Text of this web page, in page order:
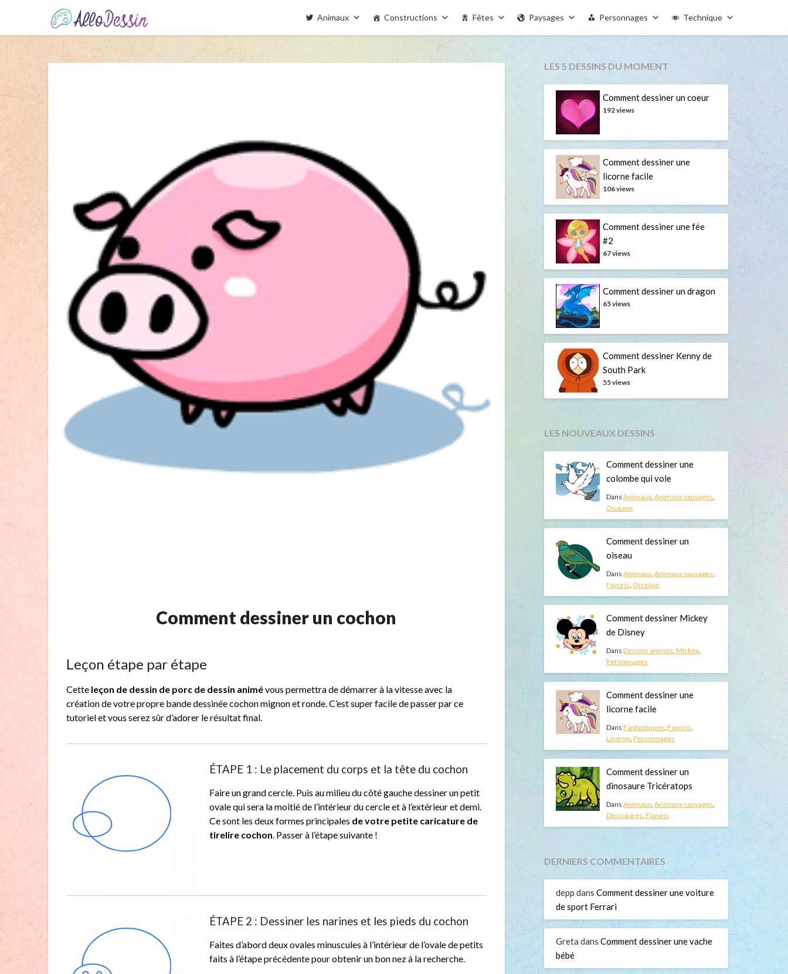
Animaux Constructions Fêtes Paysages Personnages Technique
Comment dessiner un cochon
Leçon étape par étape
Cette leçon de dessin de porc de dessin animévous permettra de démarrer à la vitesse avec la
création de votre propre bande dessinée cochon mignon et ronde. C’est super facile de passer par ce
tutoriel et vous serez sûr d’adorer le résultat final.
ÉTAPE 1 : Le placement du corps et la tête du cochon
Faire un grand cercle. Puis au milieu du côté gauche dessiner un petit
ovale qui sera la moitié de l’intérieur du cercle et à l’extérieur et demi.
Ce sont les deux formes principales de votre petite caricature de
tirelire cochon. Passer à l’étape suivante !
ÉTAPE 2 : Dessiner les narines et les pieds du cochon
Faites d’abord deux ovales minuscules à l’intérieur de l’ovale de petits
faits à l’étape précédente pour obtenir un bon nez à la recherche.
LES 5 DESSINS DU MOMENT
Comment dessiner un coeur
192 views
Comment dessiner une
licorne facile
106 views
Comment dessiner une fée
#2
67 views
Comment dessiner un dragon
65 views
Comment dessiner Kenny de
South Park
55 views
LES NOUVEAUX DESSINS
Comment dessiner une
colombe qui vole
DansAnimaux ,Animaux sauvages
Oiseaux
Comment dessiner un
oiseau
DansAnimaux ,Animaux sauvages
Favoris Oiseaux
Comment dessiner Mickey
de Disney
DansDessins animés ,Mickey,
Personnages
Comment dessiner une
licorne facile
DansFantastiques ,Favoris
Licorne ,Personnages
Comment dessiner un
dinosaure Tricératops
DansAnimaux ,Animaux sauvages
Dinosaures ,Favoris
DERNIERS COMMENTAIRES
depp dans Comment dessiner une voiture
de sport Ferrari
Greta dans Comment dessiner une vache
bébé